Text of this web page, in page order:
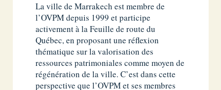
La ville de Marrakech est membre de
l’OVPM depuis 1999 et participe
activement à la Feuille de route du
Québec, en proposant une réflexion
thématique sur la valorisation des
ressources patrimoniales comme moyen de
régénération de la ville. C’est dans cette
perspective que l’OVPM et ses membres